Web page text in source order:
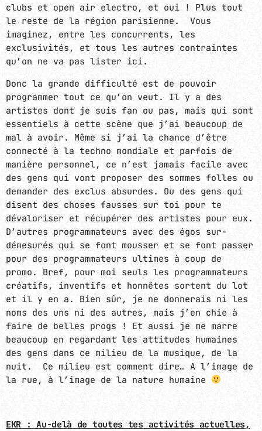
clubs et open air electro, et oui ! Plus tout
le reste de la région parisienne. Vous
imaginez, entre les concurrents, les
exclusivités, et tous les autres contraintes
qu’on ne va pas lister ici.
Donc la grande difficulté est de pouvoir
programmer tout ce qu’on veut. Il y a des
artistes dont je suis fan ou pas, mais qui sont
essentiels à cette scène que j’ai beaucoup de
mal à avoir. Même si j’ai la chance d’être
connecté à la techno mondiale et parfois de
manière personnel, ce n’est jamais facile avec
des gens qui vont proposer des sommes folles ou
demander des exclus absurdes. Ou des gens qui
disent des choses fausses sur toi pour te
dévaloriser et récupérer des artistes pour eux.
D’autres programmateurs avec des égos sur-
démesurés qui se font mousser et se font passer
pour des programmateurs ultimes à coup de
promo. Bref, pour moi seuls les programmateurs
créatifs, inventifs et honnêtes sortent du lot
et il y en a. Bien sûr, je ne donnerais ni les
noms des uns ni des autres, mais j’en chie à
faire de belles progs ! Et aussi je me marre
beaucoup en regardant les attitudes humaines
des gens dans ce milieu de la musique, de la
nuit. Ce milieu est comment dire… A l’image de
la rue, à l’image de la nature humaine
EKR : Au-delà de toutes tes activités actuelles,